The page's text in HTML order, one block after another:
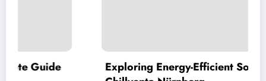
Exploring Energy-Efficient Solutions at